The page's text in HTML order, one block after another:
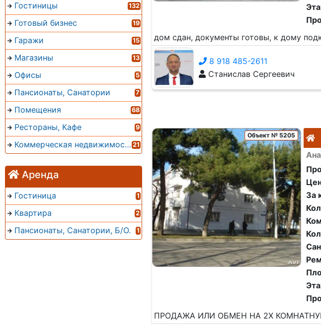
Гостиницы 132
Готовый бизнес 19
Гаражи 15
Магазины 13
Офисы 5
Пансионаты, Санатории 7
Помещения 68
Рестораны, Кафе 9
Коммерческая недвижимость 21
Аренда
Гостиница 1
Квартира 2
Пансионаты, Санатории, Б/О. 1
дом сдан, документы готовы, к дому
8 918 485-2611
Станислав Сергеевич
Объект № 5205
За
ПРОДАЖА ИЛИ ОБМЕН НА 2Х